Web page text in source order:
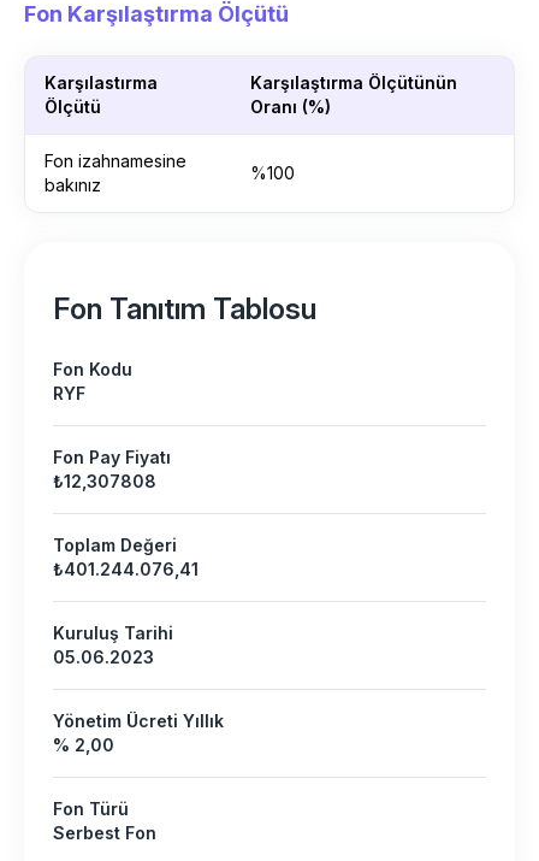
Fon Karşılaştırma Ölçütü
Karşılastırma
Ölçütü
Karşılaştırma Ölçütünün
Oranı (%)
Fon izahnamesine
bakınız
%100
Fon Tanıtım Tablosu
Fon Kodu
RYF
Fon Pay Fiyatı
₺12,307808
Toplam Değeri
₺401.244.076,41
Kuruluş Tarihi
05.06.2023
Yönetim Ücreti Yıllık
% 2,00
Fon Türü
Serbest Fon